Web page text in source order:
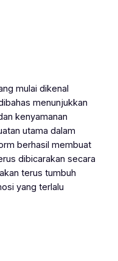
mulai dikenal
menunjukkan
kenyamanan
utama dalam
berhasil membuat
dibicarakan secara
terus tumbuh
yang terlalu